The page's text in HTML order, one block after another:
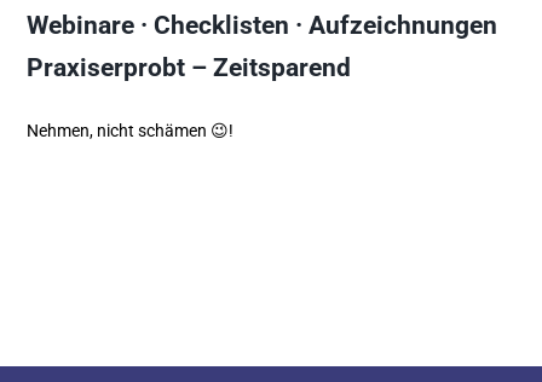
Webinare · Checklisten · Aufzeichnungen
Praxiserprobt – Zeitsparend
Nehmen, nicht schämen 😉!